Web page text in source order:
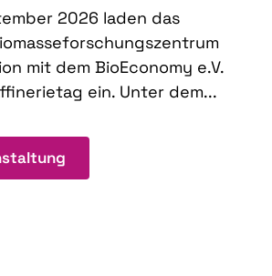
2026 laden das
mit dem BioEconomy e.V.
ein. Unter dem...